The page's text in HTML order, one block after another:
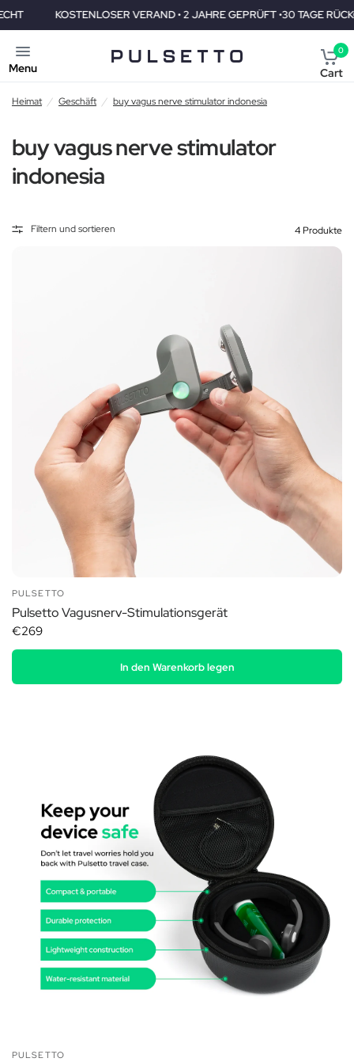
KOSTENLOSER VERAND • 2 JAHRE GEPRÜFT •30 TAGE
Menu
0
Cart
Heimat / Geschäft / buy vagus nerve stimulator indonesia
buy vagus nerve stimulator
indonesia
Filtern und sortieren 4 Produkte
PULSETTO
Pulsetto Vagusnerv-Stimulationsgerät
€269
In den Warenkorb legen
PULSETTO